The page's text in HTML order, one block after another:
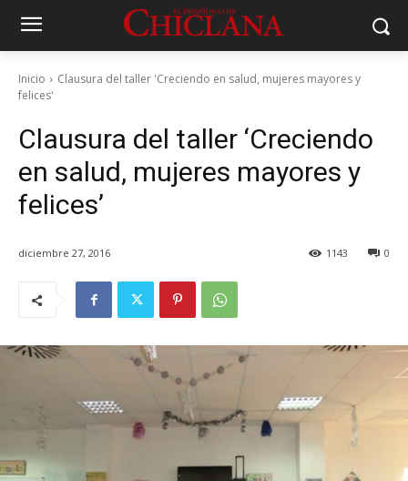
Inicio
Clausura del taller 'Creciendo en salud, mujeres mayores y
felices'
Clausura del taller ‘Creciendo
en salud, mujeres mayores y
felices’
diciembre 27, 2016 0
1143